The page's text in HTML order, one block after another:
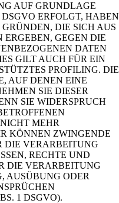
AUF GRUNDLAGE
ERFOLGT, HABEN
DIE SICH AUS
ERGEBEN, GEGEN DIE
DATEN
GILT AUCH FÜR EIN
PROFILING. DIE
AUF DENEN EINE
SIE DIESER
SIE WIDERSPRUCH
MEHR
KÖNNEN ZWINGENDE
DIE VERARBEITUNG
RECHTE UND
DIE VERARBEITUNG
AUSÜBUNG ODER
1 DSGVO).